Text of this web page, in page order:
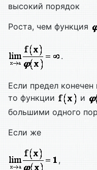
высокий порядок
Роста, чем функция
.
Если предел
то функции
и
большими одного
Если же
,